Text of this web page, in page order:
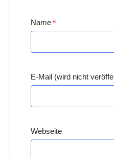
Name*
E-Mail (wird nicht
Webseite